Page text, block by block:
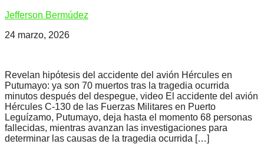
Jefferson Bermúdez
24 marzo, 2026
Revelan hipótesis del accidente del avión Hércules en
Putumayo: ya son 70 muertos tras la tragedia ocurrida
minutos después del despegue, video El accidente del avión
Hércules C-130 de las Fuerzas Militares en Puerto
Leguízamo, Putumayo, deja hasta el momento 68 personas
fallecidas, mientras avanzan las investigaciones para
determinar las causas de la tragedia ocurrida […]